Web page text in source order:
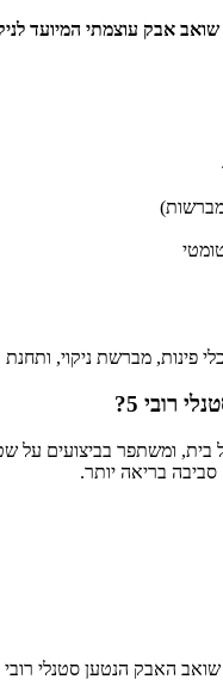
פינות, מברשת ניקוי, ותחנת
רובי 5?
בית, ומשתפר בביצועים על
לבעיות הניקוי המסורתיות, והכתף ברוך שניים של ניקיון!